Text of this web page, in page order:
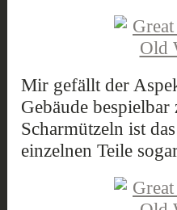
Mir gefällt der
Gebäude
Scharmützeln ist
einzelnen Teile